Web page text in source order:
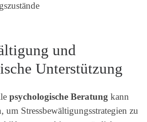
und
Unterstützung
psychologische Beratung kann
um Stressbewältigungsstrategien zu